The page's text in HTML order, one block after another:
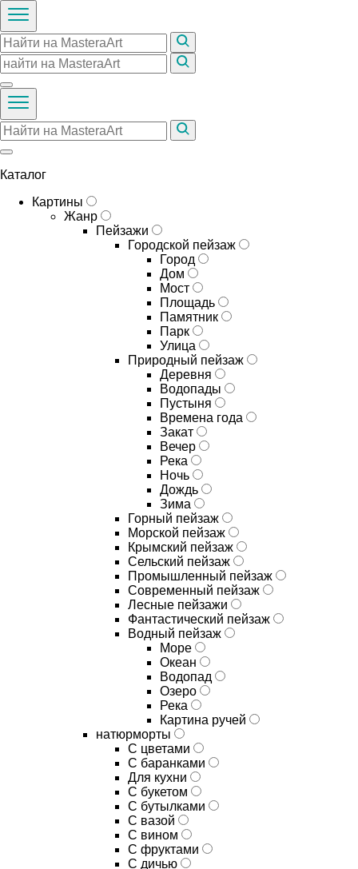
Каталог
Картины
Жанр
Пейзажи
Городской пейзаж
Город
Дом
Мост
Площадь
Памятник
Парк
Улица
Природный пейзаж
Деревня
Водопады
Пустыня
Времена года
Закат
Вечер
Река
Ночь
Дождь
Зима
Горный пейзаж
Морской пейзаж
Крымский пейзаж
Сельский пейзаж
Промышленный пейзаж
Современный пейзаж
Лесные пейзажи
Фантастический пейзаж
Водный пейзаж
Море
Океан
Водопад
Озеро
Река
Картина ручей
натюрморты
С цветами
С баранками
Для кухни
C букетом
C бутылками
C вазой
C вином
C фруктами
C дичью